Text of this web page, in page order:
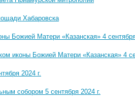
Хабаровска
Божией Матери «Казанская» 4
иконы Божией Матери «Казанская» 4
2024 г.
собором 5 сентября 2024 г.